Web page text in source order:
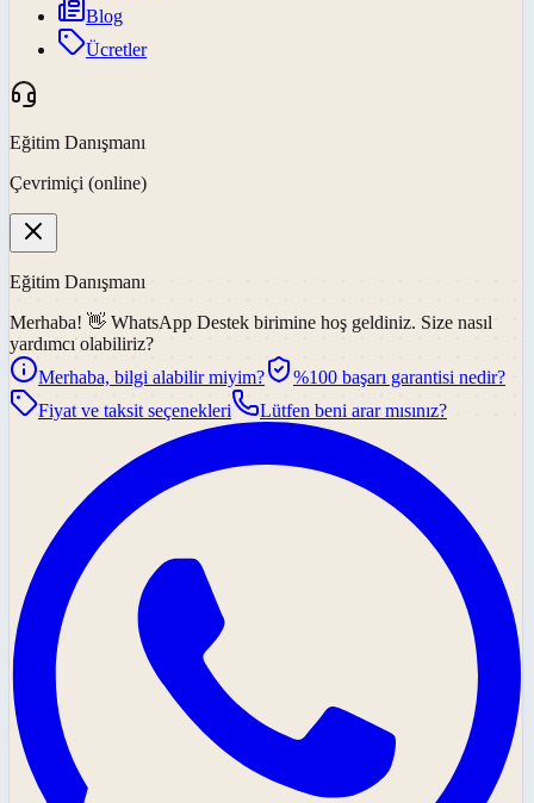
Blog
Ücretler
Eğitim Danışmanı
Çevrimiçi (online)
Eğitim Danışmanı
Merhaba! 👋 WhatsApp Destek birimine hoş geldiniz. Size nasıl
yardımcı olabiliriz?
Merhaba, bilgi alabilir miyim?
%100 başarı garantisi nedir?
Fiyat ve taksit seçenekleri
Lütfen beni arar mısınız?